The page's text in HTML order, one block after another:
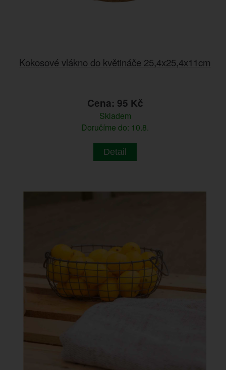
Kokosové vlákno do květináče 25,4x25,4x11cm
Cena: 95 Kč
Skladem
Doručíme do: 10.8.
Detail